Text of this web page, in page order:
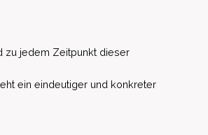
zu jedem Zeitpunkt dieser
ein eindeutiger und konkreter